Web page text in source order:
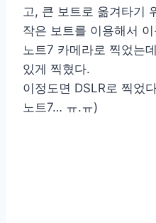
고, 큰 보트로 옮겨타기
작은 보트를 이용해서
노트7 카메라로 찍었는
있게 찍혔다.
이정도면 DSLR로 찍었
노트7… ㅠ.ㅠ)